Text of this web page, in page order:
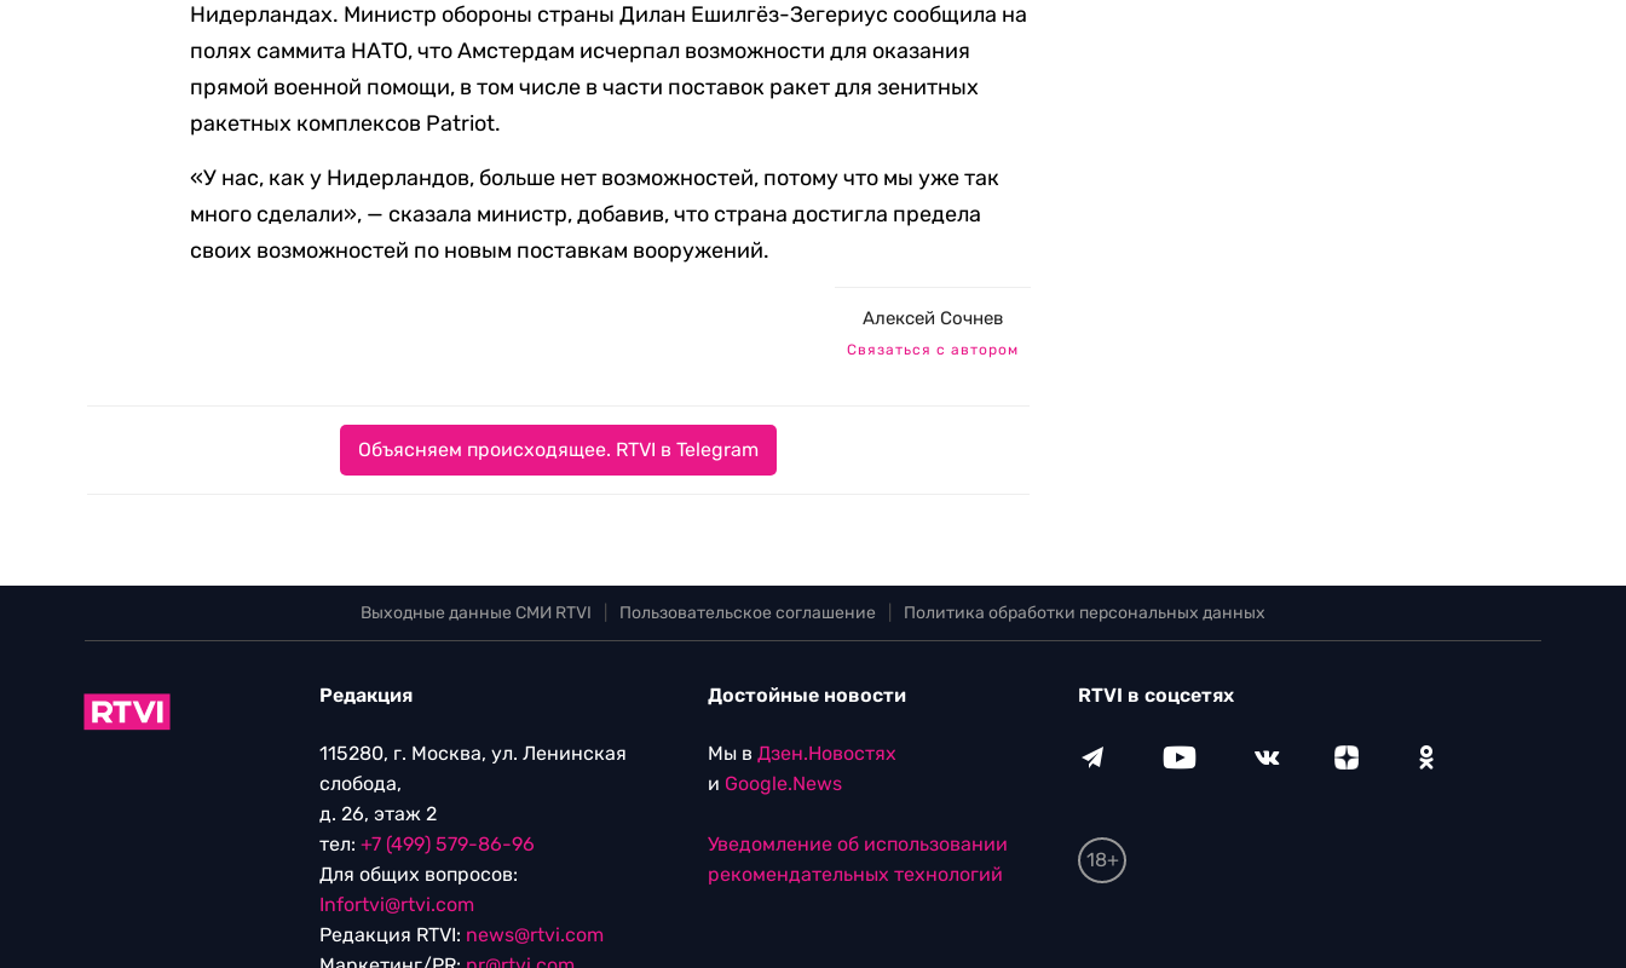
Нидерландах. Министр обороны страны Дилан Ешилгёз-Зегериус сообщила на
полях саммита НАТО, что Амстердам исчерпал возможности для оказания
прямой военной помощи, в том числе в части поставок ракет для зенитных
ракетных комплексов Patriot.
«У нас, как у Нидерландов, больше нет возможностей, потому что мы уже так
много сделали», — сказала министр, добавив, что страна достигла предела
своих возможностей по новым поставкам вооружений.
Алексей Сочнев
Связаться с автором
Объясняем происходящее. RTVI в Telegram
Выходные данные СМИ RTVI Пользовательское соглашение Политика обработки персональных данных
Редакция
115280, г. Москва, ул. Ленинская
слобода,
д. 26, этаж 2
тел: +7 (499) 579-86-96
Для общих вопросов:
Infortvi@rtvi.com
Редакция RTVI: news@rtvi.com
Достойные новости
Мы в Дзен.Новостях
и Google.News
Уведомление об использовании
рекомендательных технологий
RTVI в соцсетях
18+